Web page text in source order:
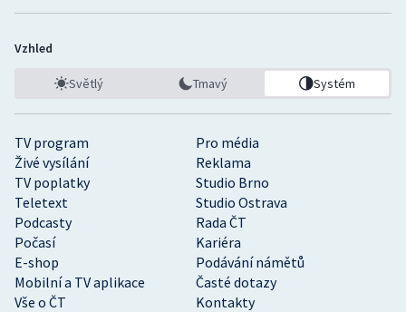
TV program
Pro média
Živé vysílání
Reklama
TV poplatky
Studio Brno
Teletext
Studio Ostrava
Podcasty
Rada ČT
Počasí
Kariéra
E-shop
Podávání námětů
Mobilní a TV aplikace
Časté dotazy
Vše o ČT
Kontakty
Vzhled
Světlý Tmavý Systém